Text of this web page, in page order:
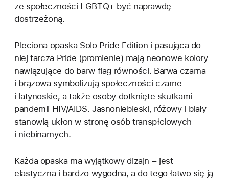
ze społeczności LGBTQ+ być naprawdę
dostrzeżoną.
Pleciona opaska Solo Pride Edition i pasująca do
niej tarcza Pride (promienie) mają neonowe kolory
nawiązujące do barw flag równości. Barwa czarna
i brązowa symbolizują społeczności czarne
i latynoskie, a także osoby dotknięte skutkami
pandemii HIV/AIDS. Jasnoniebieski, różowy i biały
stanowią ukłon w stronę osób transpłciowych
i niebinarnych.
Każda opaska ma wyjątkowy dizajn – jest
elastyczna i bardzo wygodna, a do tego łatwo się ją